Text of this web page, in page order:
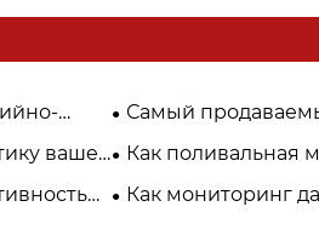
Самый
оптовых
вашей
Как поливальная
городскими
Как мониторинг